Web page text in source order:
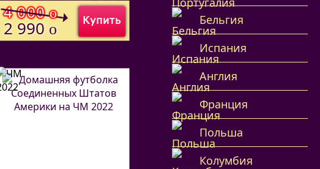
Бельгия
Испания
Англия
Франция
Польша
Колумбия
(Код:530770112
Купить
4 000o
2 990 o